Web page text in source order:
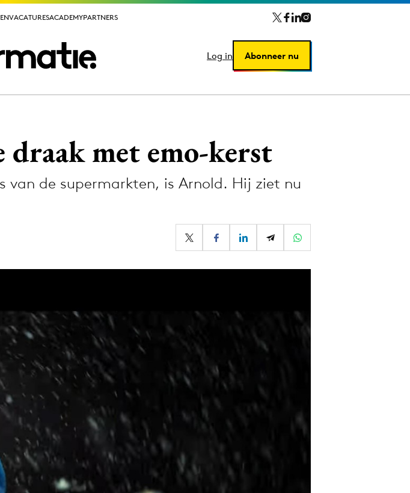
VACATURESACADEMYPARTNERS
Log in Abonneer nu
VACATURESACADEMYPARTNERS
Log in Abonneer nu
Programmatic
met emo-kerst
de supermarkten, is Arnold. Hij ziet nu